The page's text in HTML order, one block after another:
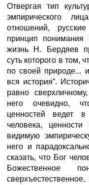
Отвергая тип
эмпириче­ского
отношений,
принцип понимания
жизнь Н. Бердяев
суть кото­рого в том,
по своей природе...
вся история”.
равно
него очевидно,
ценностей ведет
человека,
видимую
него и
сказать, что Бог
Божественное